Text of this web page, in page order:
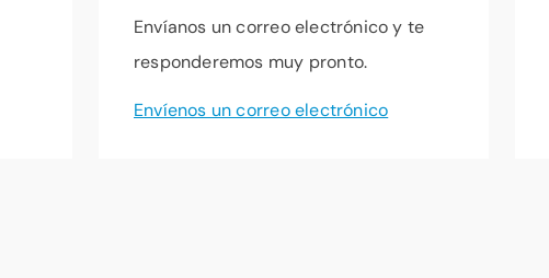
Envíanos un correo electrónico y te
responderemos muy pronto.
Envíenos un correo electrónico